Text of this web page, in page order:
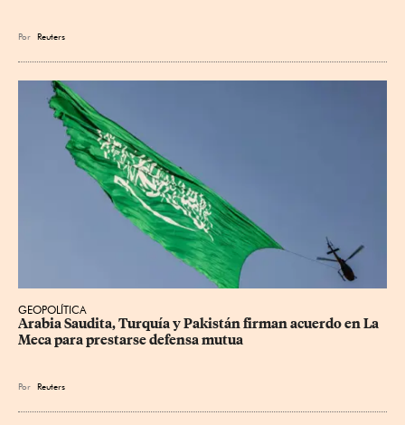
Por Reuters
GEOPOLÍTICA
Arabia Saudita, Turquía y Pakistán firman acuerdo en La
Meca para prestarse defensa mutua
Por Reuters